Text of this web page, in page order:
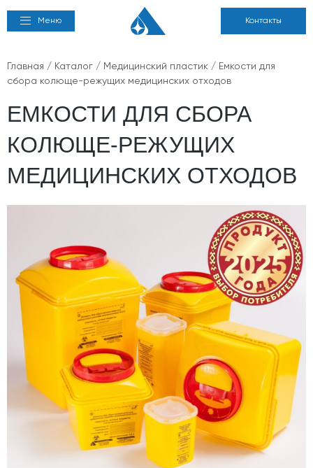
Меню Контакты
Главная / Каталог / Медицинский пластик / Емкости для
сбора колюще-режущих медицинских отходов
ЕМКОСТИ ДЛЯ СБОРА
КОЛЮЩЕ-РЕЖУЩИХ
МЕДИЦИНСКИХ ОТХОДОВ